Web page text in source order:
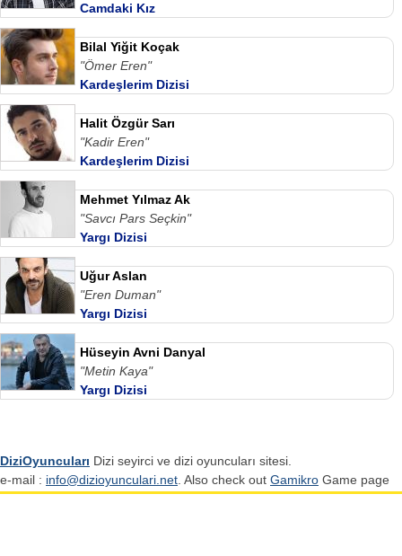
Camdaki Kız
Bilal Yiğit Koçak
"Ömer Eren"
Kardeşlerim Dizisi
Halit Özgür Sarı
"Kadir Eren"
Kardeşlerim Dizisi
Mehmet Yılmaz Ak
"Savcı Pars Seçkin"
Yargı Dizisi
Uğur Aslan
"Eren Duman"
Yargı Dizisi
Hüseyin Avni Danyal
"Metin Kaya"
Yargı Dizisi
DiziOyuncuları Dizi seyirci ve dizi oyuncuları sitesi.
e-mail : info@dizioyunculari.net . Also check out Gamikro Game page